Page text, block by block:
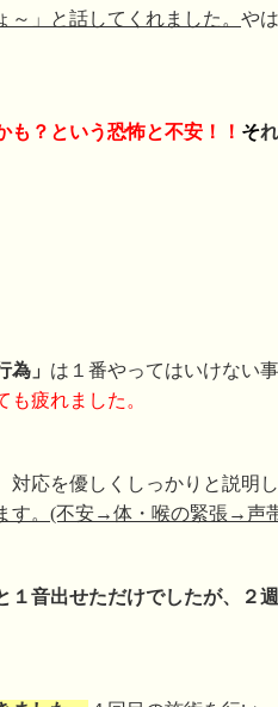
～」と話してくれました。 や
も？という恐怖と不安！！ そ
」 は１番やってはいけない
も疲れました。
応を優しくしっかりと説明
す。(不安→体・喉の緊張→声
１音出せただけでしたが、２